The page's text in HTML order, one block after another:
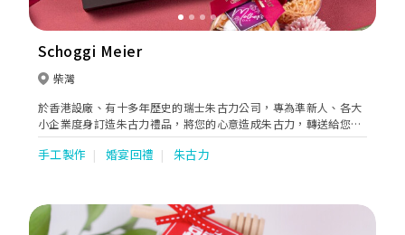
Schoggi Meier
柴灣
於香港設廠、有十多年歷史的瑞士朱古力公司，專為準新人、各大
小企業度身訂造朱古力禮品，將您的心意造成朱古力，轉送給您的
賓客/專貴客戶，實為結婚回禮、企業聖誕/賀年禮盒、品牌推廣禮
品等之首選。Schoggi Meier由設計包裝、到製造朱古力、到送
手工製作 婚宴回禮 朱古力